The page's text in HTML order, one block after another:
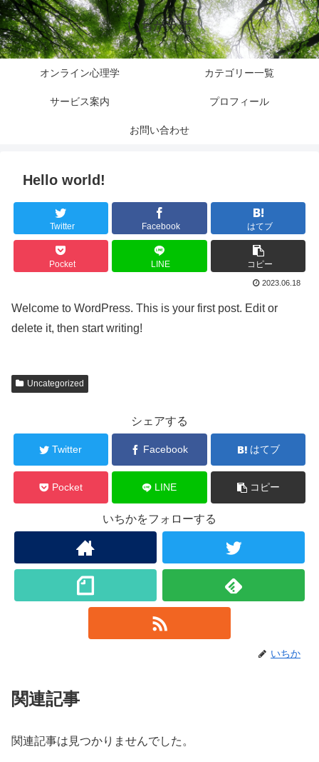
いちかラボ
オンライン心理学 カテゴリー一覧
サービス案内 プロフィール
お問い合わせ
Hello world!
Twitter Facebook はてブ
Pocket LINE コピー
2023.06.18
Welcome to WordPress. This is your first post. Edit or
delete it, then start writing!
Uncategorized
シェアする
Twitter Facebook はてブ
Pocket LINE コピー
いちかをフォローする
いちか
関連記事
関連記事は見つかりませんでした。